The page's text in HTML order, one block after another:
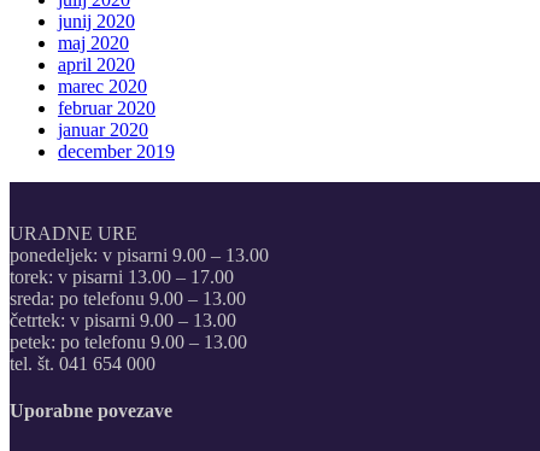
junij 2020
maj 2020
april 2020
marec 2020
februar 2020
januar 2020
december 2019
URADNE URE
ponedeljek: v pisarni 9.00 – 13.00
torek: v pisarni 13.00 – 17.00
sreda: po telefonu 9.00 – 13.00
četrtek: v pisarni 9.00 – 13.00
petek: po telefonu 9.00 – 13.00
tel. št. 041 654 000
Uporabne povezave